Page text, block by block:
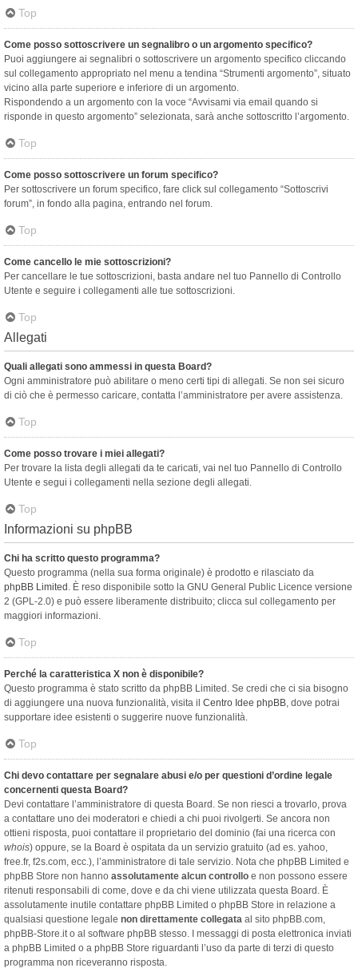
Top
Come posso sottoscrivere un segnalibro o un argomento specifico?
Puoi aggiungere ai segnalibri o sottoscrivere un argomento specifico cliccando
sul collegamento appropriato nel menu a tendina “Strumenti argomento”, situato
vicino alla parte superiore e inferiore di un argomento.
Rispondendo a un argomento con la voce “Avvisami via email quando si
risponde in questo argomento” selezionata, sarà anche sottoscritto l’argomento.
Top
Come posso sottoscrivere un forum specifico?
Per sottoscrivere un forum specifico, fare click sul collegamento “Sottoscrivi
forum”, in fondo alla pagina, entrando nel forum.
Top
Come cancello le mie sottoscrizioni?
Per cancellare le tue sottoscrizioni, basta andare nel tuo Pannello di Controllo
Utente e seguire i collegamenti alle tue sottoscrizioni.
Top
Allegati
Quali allegati sono ammessi in questa Board?
Ogni amministratore può abilitare o meno certi tipi di allegati. Se non sei sicuro
di ciò che è permesso caricare, contatta l’amministratore per avere assistenza.
Top
Come posso trovare i miei allegati?
Per trovare la lista degli allegati da te caricati, vai nel tuo Pannello di Controllo
Utente e segui i collegamenti nella sezione degli allegati.
Top
Informazioni su phpBB
Chi ha scritto questo programma?
Questo programma (nella sua forma originale) è prodotto e rilasciato da
phpBB Limited . È reso disponibile sotto la GNU General Public Licence versione
2 (GPL-2.0) e può essere liberamente distribuito; clicca sul collegamento per
maggiori informazioni.
Top
Perché la caratteristica X non è disponibile?
Questo programma è stato scritto da phpBB Limited. Se credi che ci sia bisogno
di aggiungere una nuova funzionalità, visita il Centro Idee phpBB, dove potrai
supportare idee esistenti o suggerire nuove funzionalità.
Top
Chi devo contattare per segnalare abusi e/o per questioni d’ordine legale
concernenti questa Board?
Devi contattare l’amministratore di questa Board. Se non riesci a trovarlo, prova
a contattare uno dei moderatori e chiedi a chi puoi rivolgerti. Se ancora non
ottieni risposta, puoi contattare il proprietario del dominio (fai una ricerca con
whois) oppure, se la Board è ospitata da un servizio gratuito (ad es. yahoo,
free.fr, f2s.com, ecc.), l’amministratore di tale servizio. Nota che phpBB Limited e
phpBB Store non hanno assolutamente alcun controllo e non possono essere
ritenuti responsabili di come, dove e da chi viene utilizzata questa Board. È
assolutamente inutile contattare phpBB Limited o phpBB Store in relazione a
qualsiasi questione legale non direttamente collegata al sito phpBB.com,
phpBB-Store.it o al software phpBB stesso. I messaggi di posta elettronica inviati
a phpBB Limited o a phpBB Store riguardanti l’uso da parte di terzi di questo
programma non riceveranno risposta.